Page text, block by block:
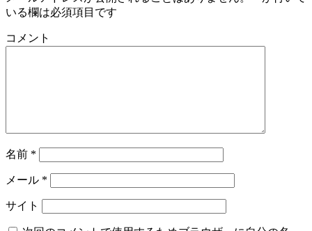
いる欄は必須項目です
コメント
名前 *
メール *
サイト